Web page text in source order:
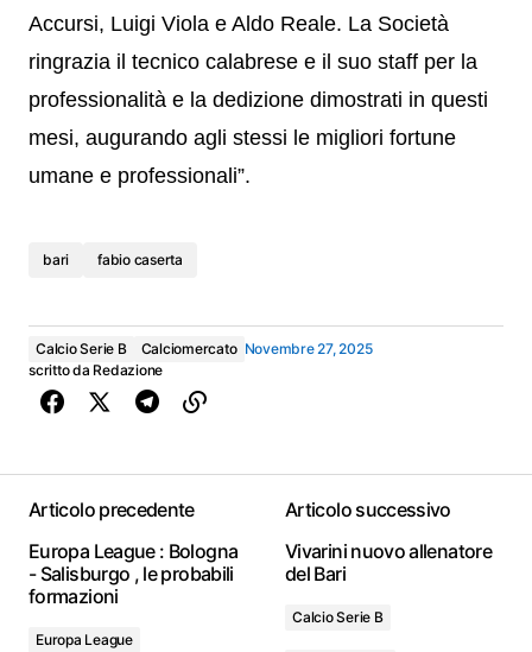
Accursi, Luigi Viola e Aldo Reale. La Società
ringrazia il tecnico calabrese e il suo staff per la
professionalità e la dedizione dimostrati in questi
mesi, augurando agli stessi le migliori fortune
umane e professionali”.
bari fabio caserta
Calcio Serie B Calciomercato Novembre 27, 2025
scritto da Redazione
Articolo precedente
Europa League : Bologna
- Salisburgo , le probabili
formazioni
Europa League
Articolo successivo
Vivarini nuovo allenatore
del Bari
Calcio Serie B